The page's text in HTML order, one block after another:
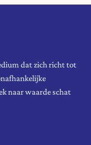
dat zich richt tot
naar waarde schat